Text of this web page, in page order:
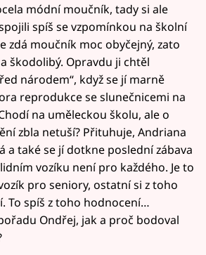
módní moučník, tady si ale
spíš se vzpomínkou na školní
zdá moučník moc obyčejný, zato
škodolibý. Opravdu ji chtěl
národem“, když se jí marně
reprodukce se slunečnicemi na
na uměleckou školu, ale o
zbla netuší? Přituhuje, Andriana
a také se jí dotkne poslední zábava
vozíku není pro každého. Je to
pro seniory, ostatní si z toho
To spíš z toho hodnocení…
Ondřej, jak a proč bodoval